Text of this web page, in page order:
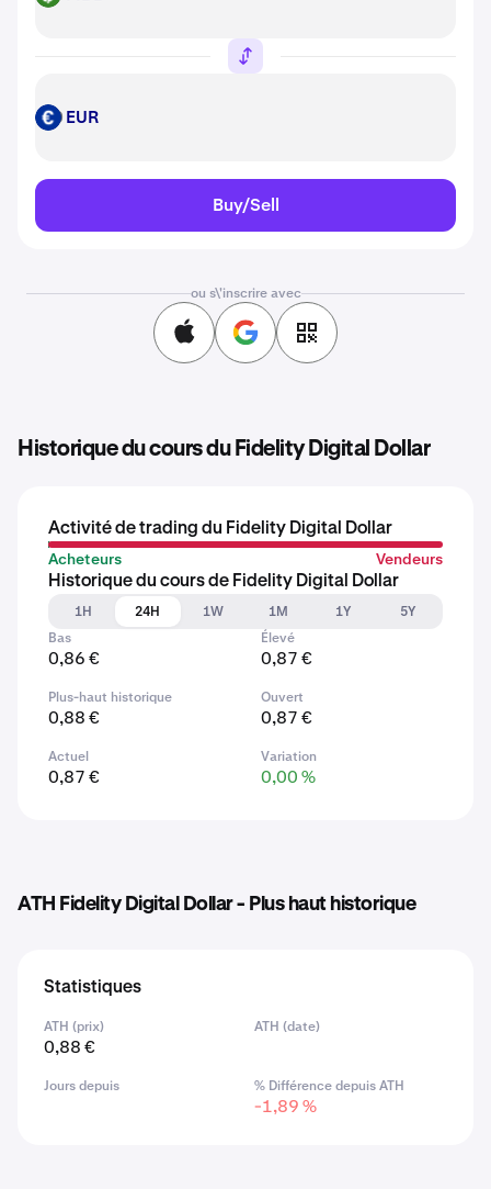
EUR EUR
Buy/Sell
ou s\'inscrire avec
Historique du cours du Fidelity Digital Dollar
Activité de trading du Fidelity Digital Dollar
Acheteurs Vendeurs
Historique du cours de Fidelity Digital Dollar
1H
24H 1W 1M 1Y
5Y
Bas
0,86 €
Élevé
0,87 €
Plus-haut historique
0,88 €
Ouvert
0,87 €
Actuel
0,87 €
Variation
0,00 %
ATH Fidelity Digital Dollar - Plus haut historique
Statistiques
ATH (prix)
0,88 €
ATH (date)
Jours depuis % Différence depuis ATH
-1,89 %